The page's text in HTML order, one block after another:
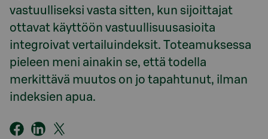
vastuulliseksi vasta sitten, kun sijoittajat
ottavat käyttöön vastuullisuusasioita
integroivat vertailuindeksit. Toteamuksessa
pieleen meni ainakin se, että todella
merkittävä muutos on jo tapahtunut, ilman
indeksien apua.